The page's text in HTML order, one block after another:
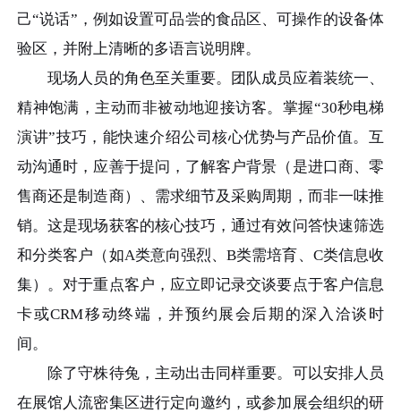
己“说话”，例如设置可品尝的食品区、可操作的设备体
验区，并附上清晰的多语言说明牌。
现场人员的角色至关重要。团队成员应着装统一、
精神饱满，主动而非被动地迎接访客。掌握“30秒电梯
演讲”技巧，能快速介绍公司核心优势与产品价值。互
动沟通时，应善于提问，了解客户背景（是进口商、零
售商还是制造商）、需求细节及采购周期，而非一味推
销。这是现场获客的核心技巧，通过有效问答快速筛选
和分类客户（如A类意向强烈、B类需培育、C类信息收
集）。对于重点客户，应立即记录交谈要点于客户信息
卡或CRM移动终端，并预约展会后期的深入洽谈时
间。
除了守株待兔，主动出击同样重要。可以安排人员
在展馆人流密集区进行定向邀约，或参加展会组织的研